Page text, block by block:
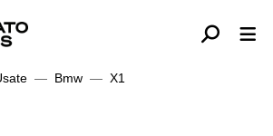
Bmw X1